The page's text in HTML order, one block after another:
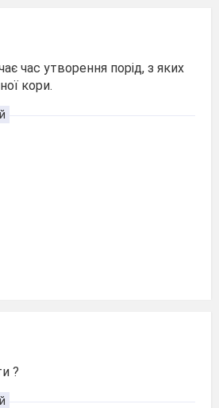
час утворення порід, з яких
кори.
?